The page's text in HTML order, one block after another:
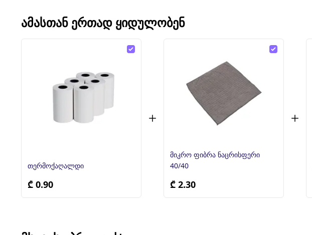
ᲐᲛᲐᲡᲗᲐᲜ ᲔᲠᲗᲐᲓ ᲧᲘᲓᲣᲚᲝᲑᲔᲜ
თერმოქაღალდი
₾ 0.90
მიკრო ფიბრა ნაცრისფერი
40/40
₾ 2.30